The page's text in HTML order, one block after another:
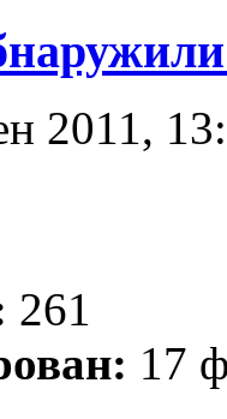
2011,
261
17